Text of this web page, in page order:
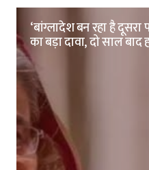
‘बांग्लादेश बन रहा है
का बड़ा दावा, दो साल बाद